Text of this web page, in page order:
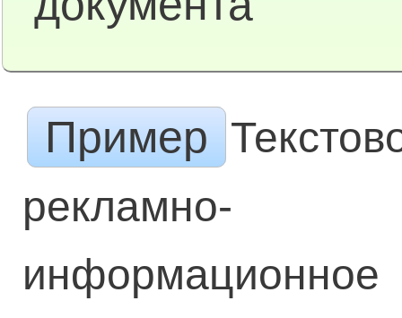
Пример
рекламно-
информационное